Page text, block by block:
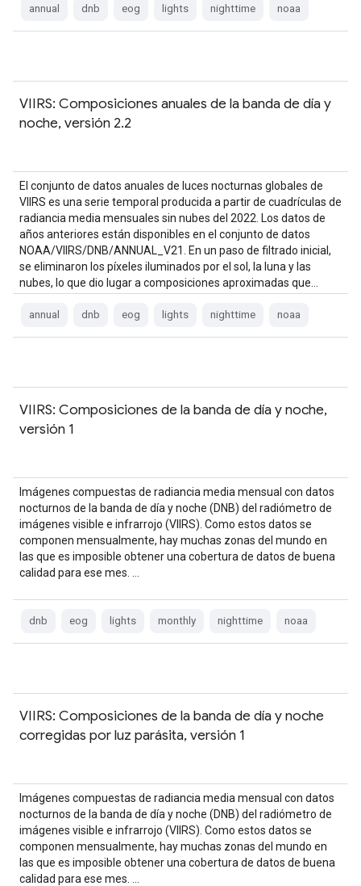
annual dnb eog lights nighttime noaa
VIIRS: Composiciones anuales de la banda de día y
noche, versión 2.2
El conjunto de datos anuales de luces nocturnas globales de
VIIRS es una serie temporal producida a partir de cuadrículas de
radiancia media mensuales sin nubes del 2022. Los datos de
años anteriores están disponibles en el conjunto de datos
NOAA/VIIRS/DNB/ANNUAL_V21. En un paso de filtrado inicial,
se eliminaron los píxeles iluminados por el sol, la luna y las
nubes, lo que dio lugar a composiciones aproximadas que…
annual dnb eog lights nighttime noaa
VIIRS: Composiciones de la banda de día y noche,
versión 1
Imágenes compuestas de radiancia media mensual con datos
nocturnos de la banda de día y noche (DNB) del radiómetro de
imágenes visible e infrarrojo (VIIRS). Como estos datos se
componen mensualmente, hay muchas zonas del mundo en
las que es imposible obtener una cobertura de datos de buena
calidad para ese mes. …
dnb eog lights monthly nighttime noaa
VIIRS: Composiciones de la banda de día y noche
corregidas por luz parásita, versión 1
Imágenes compuestas de radiancia media mensual con datos
nocturnos de la banda de día y noche (DNB) del radiómetro de
imágenes visible e infrarrojo (VIIRS). Como estos datos se
componen mensualmente, hay muchas zonas del mundo en
las que es imposible obtener una cobertura de datos de buena
calidad para ese mes. …